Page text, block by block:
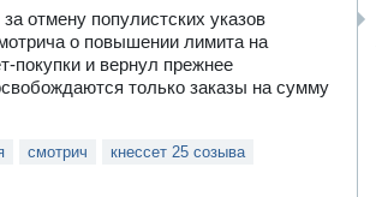
отмену популистских указов
о повышении лимита на
покупки и вернул прежнее
только заказы на сумму
смотрич
кнессет 25 созыва